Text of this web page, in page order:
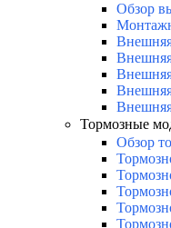
Обзор
Тормозные
Обзор